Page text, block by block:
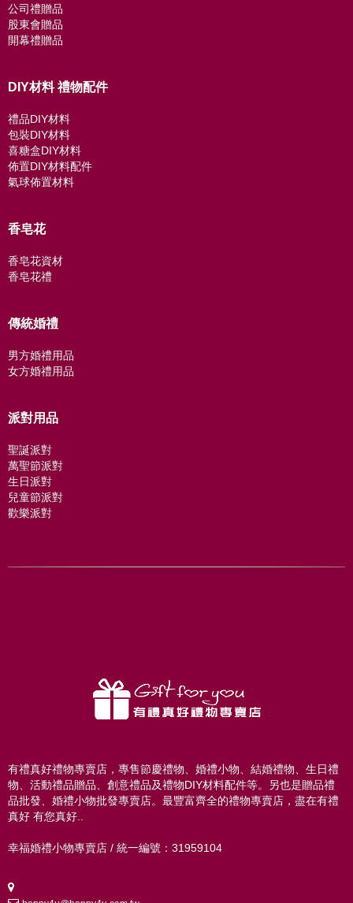
公司禮贈品
股東會贈品
開幕禮贈品
DIY材料 禮物配件
禮品DIY材料
包裝DIY材料
喜糖盒DIY材料
佈置DIY材料配件
氣球佈置材料
香皂花
香皂花資材
香皂花禮
傳統婚禮
男方婚禮用品
女方婚禮用品
派對用品
聖誕派對
萬聖節派對
生日派對
兒童節派對
歡樂派對
有禮真好禮物專賣店，專售節慶禮物、婚禮小物、結婚禮物、生日禮
物、活動禮品贈品、創意禮品及禮物DIY材料配件等。另也是贈品禮
品批發、婚禮小物批發專賣店。最豐富齊全的禮物專賣店，盡在有禮
真好 有您真好..
幸福婚禮小物專賣店 / 統一編號：31959104